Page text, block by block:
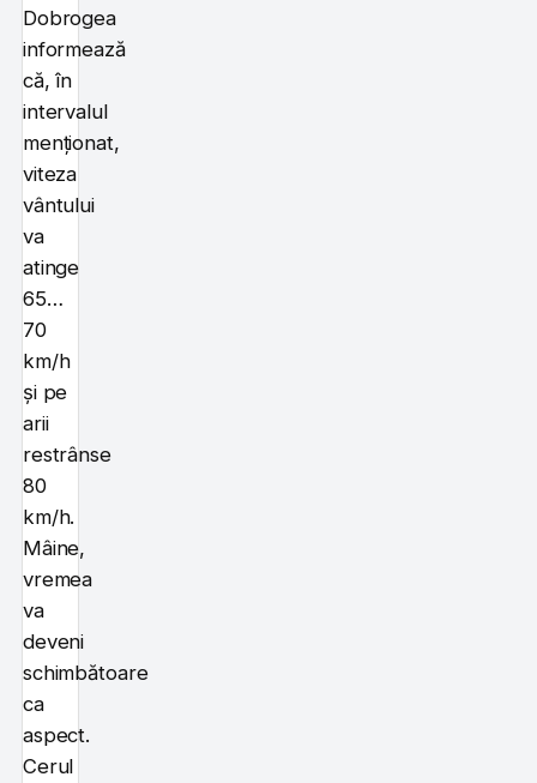
Dobrogea
informează
că, în
intervalul
menționat,
viteza
vântului
va
atinge
65…
70
km/h
și pe
arii
restrânse
80
km/h.
Mâine,
vremea
va
deveni
schimbătoare
ca
aspect.
Cerul